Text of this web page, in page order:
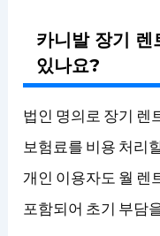
카니발 장기 렌
있나요?
법인 명의로 장기 렌
보험료를 비용 처리
개인 이용자도 월 렌
포함되어 초기 부담